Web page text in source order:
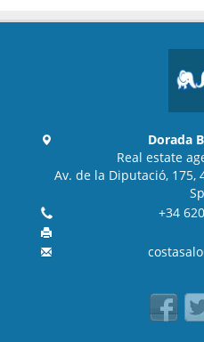
Dorada
Real estate
Av. de la Diputació, 175,
+34